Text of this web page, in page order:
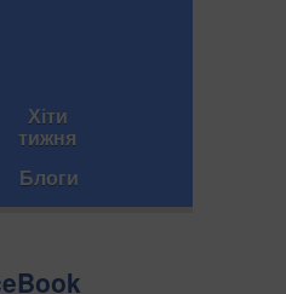
Хіти
тижня
Блоги